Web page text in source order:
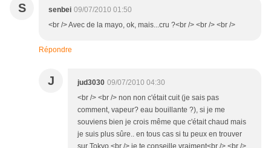
S senbei 09/07/2010 01:50
<br /> Avec de la mayo, ok, mais...cru ?<br /> <br /> <br />
Répondre
J jud3030 09/07/2010 04:30
<br /> <br /> non non c'était cuit (je sais pas
comment, vapeur? eau bouillante ?), si je me
souviens bien je crois même que c'était chaud mais
je suis plus sûre.. en tous cas si tu peux en trouver
sur Tokyo,<br /> je te conseille vraiment<br /> <br />